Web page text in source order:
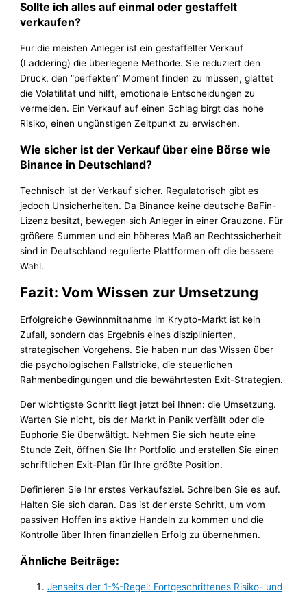
Sollte ich alles auf einmal oder gestaffelt
verkaufen?
Für die meisten Anleger ist ein gestaffelter Verkauf
(Laddering) die überlegene Methode. Sie reduziert den
Druck, den “perfekten” Moment finden zu müssen, glättet
die Volatilität und hilft, emotionale Entscheidungen zu
vermeiden. Ein Verkauf auf einen Schlag birgt das hohe
Risiko, einen ungünstigen Zeitpunkt zu erwischen.
Wie sicher ist der Verkauf über eine Börse wie
Binance in Deutschland?
Technisch ist der Verkauf sicher. Regulatorisch gibt es
jedoch Unsicherheiten. Da Binance keine deutsche BaFin-
Lizenz besitzt, bewegen sich Anleger in einer Grauzone. Für
größere Summen und ein höheres Maß an Rechtssicherheit
sind in Deutschland regulierte Plattformen oft die bessere
Wahl.
Fazit: Vom Wissen zur Umsetzung
Erfolgreiche Gewinnmitnahme im Krypto-Markt ist kein
Zufall, sondern das Ergebnis eines disziplinierten,
strategischen Vorgehens. Sie haben nun das Wissen über
die psychologischen Fallstricke, die steuerlichen
Rahmenbedingungen und die bewährtesten Exit-Strategien.
Der wichtigste Schritt liegt jetzt bei Ihnen: die Umsetzung.
Warten Sie nicht, bis der Markt in Panik verfällt oder die
Euphorie Sie überwältigt. Nehmen Sie sich heute eine
Stunde Zeit, öffnen Sie Ihr Portfolio und erstellen Sie einen
schriftlichen Exit-Plan für Ihre größte Position.
Definieren Sie Ihr erstes Verkaufsziel. Schreiben Sie es auf.
Halten Sie sich daran. Das ist der erste Schritt, um vom
passiven Hoffen ins aktive Handeln zu kommen und die
Kontrolle über Ihren finanziellen Erfolg zu übernehmen.
Ähnliche Beiträge:
Jenseits der 1-%-Regel: Fortgeschrittenes Risiko- und